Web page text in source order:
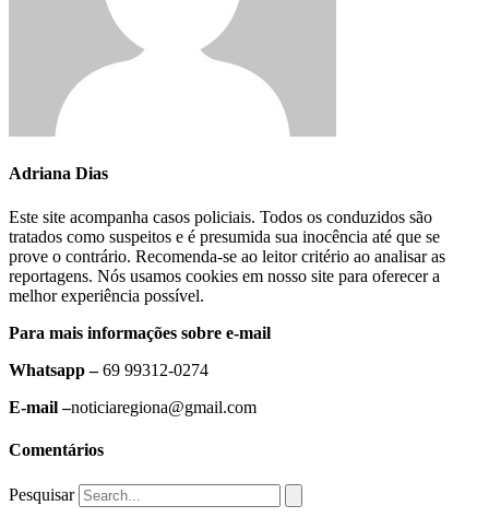
Adriana Dias
Este site acompanha casos policiais. Todos os conduzidos são
tratados como suspeitos e é presumida sua inocência até que se
prove o contrário. Recomenda-se ao leitor critério ao analisar as
reportagens. Nós usamos cookies em nosso site para oferecer a
melhor experiência possível.
Para mais informações sobre e-mail
Whatsapp –69 99312-0274
E-mail –noticiaregiona@gmail.com
Comentários
Pesquisar